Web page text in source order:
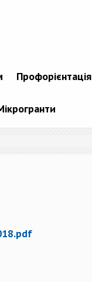
Профорієнтація